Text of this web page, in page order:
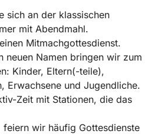
sich an der klassischen
mit Abendmahl.
Mitmachgottesdienst.
neuen Namen bringen wir zum
Kinder, Eltern(-teile),
Erwachsene und Jugendliche.
Zeit mit Stationen, die das
wir häufig Gottesdienste